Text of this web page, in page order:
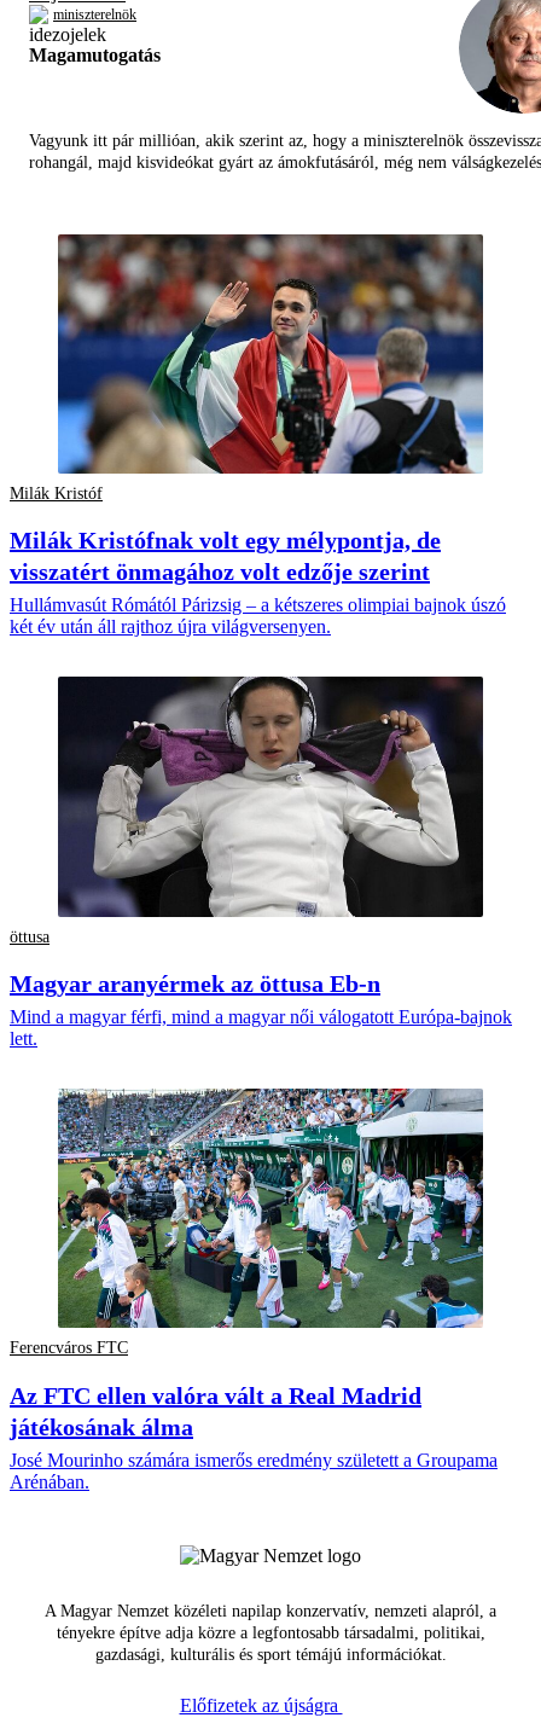
miniszterelnök
Magamutogatás
Vagyunk itt pár millióan, akik szerint az, hogy a miniszterelnök
rohangál, majd kisvideókat gyárt az ámokfutásáról, még nem
Milák Kristóf
Milák Kristófnak volt egy mélypontja, de
visszatért önmagához volt edzője szerint
Hullámvasút Rómától Párizsig – a kétszeres olimpiai bajnok úszó
két év után áll rajthoz újra világversenyen.
öttusa
Magyar aranyérmek az öttusa Eb-n
Mind a magyar férfi, mind a magyar női válogatott Európa-bajnok
lett.
Ferencváros FTC
Az FTC ellen valóra vált a Real Madrid
játékosának álma
José Mourinho számára ismerős eredmény született a Groupama
Arénában.
A Magyar Nemzet közéleti napilap konzervatív, nemzeti alapról, a
tényekre építve adja közre a legfontosabb társadalmi, politikai,
gazdasági, kulturális és sport témájú információkat.
Előfizetek az újságra